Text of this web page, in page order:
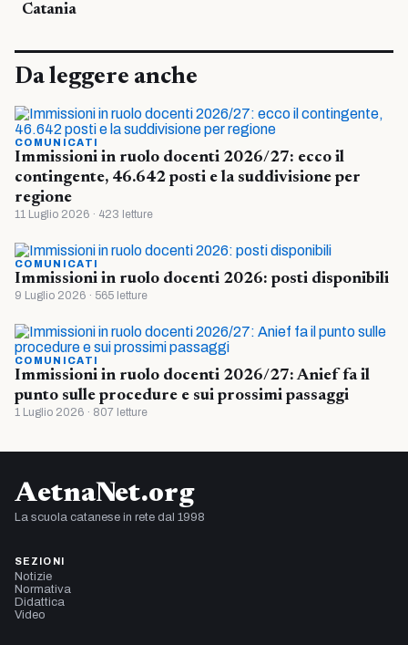
Catania
Da leggere anche
COMUNICATI
Immissioni in ruolo docenti 2026/27: ecco il
contingente, 46.642 posti e la suddivisione per
regione
11 Luglio 2026 · 423 letture
COMUNICATI
Immissioni in ruolo docenti 2026: posti disponibili
9 Luglio 2026 · 565 letture
COMUNICATI
Immissioni in ruolo docenti 2026/27: Anief fa il
punto sulle procedure e sui prossimi passaggi
1 Luglio 2026 · 807 letture
AetnaNet.org
La scuola catanese in rete dal 1998
SEZIONI
Notizie
Normativa
Didattica
Video